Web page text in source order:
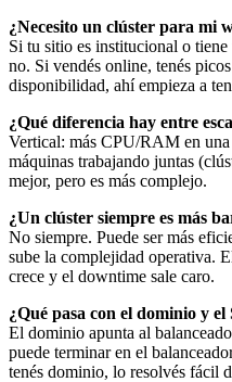
¿Necesito un clúster para mi
Si tu sitio es institucional o
no. Si vendés online, tenés
disponibilidad, ahí empieza a
¿Qué diferencia hay entre
Vertical: más CPU/RAM en
máquinas trabajando juntas
mejor, pero es más complejo.
¿Un clúster siempre es más
No siempre. Puede ser más
sube la complejidad operativa.
crece y el downtime sale caro.
¿Qué pasa con el dominio y el
El dominio apunta al
puede terminar en el
tenés dominio, lo resolvés fácil